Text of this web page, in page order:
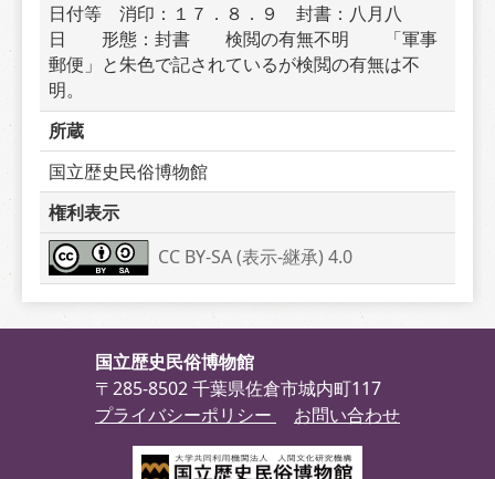
日付等　消印：１７．８．９　封書：八月八
日　　形態：封書　　検閲の有無不明　　「軍事
郵便」と朱色で記されているが検閲の有無は不
明。
所蔵
国立歴史民俗博物館
権利表示
CC BY-SA (表示-継承) 4.0
国立歴史民俗博物館
〒285-8502 千葉県佐倉市城内町117
プライバシーポリシー
お問い合わせ